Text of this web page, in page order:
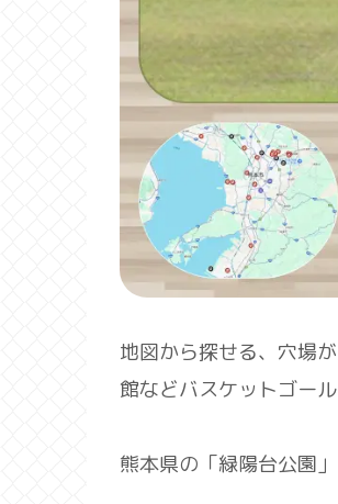
地図から探せる、穴場
館などバスケットゴー
熊本県の「緑陽台公園